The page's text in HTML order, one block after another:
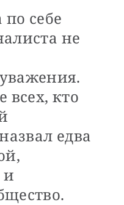
себе
не
всех, кто
едва